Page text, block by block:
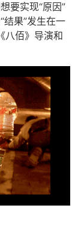
要实现“原因”
结果”发生在一
八佰》导演和